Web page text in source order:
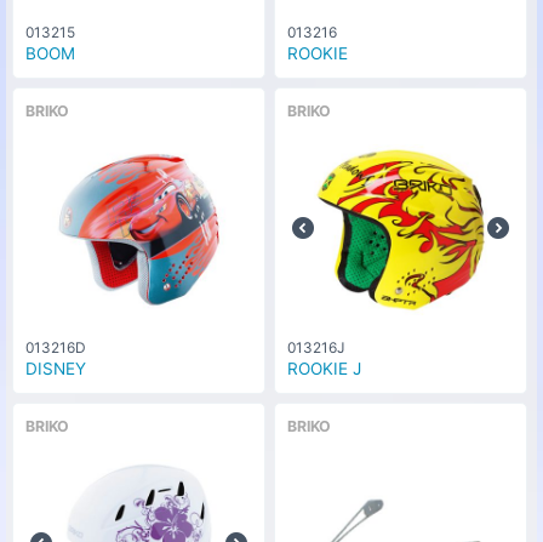
013215
BOOM
013216
ROOKIE
BRIKO
013216D
DISNEY
BRIKO
013216J
ROOKIE J
BRIKO BRIKO